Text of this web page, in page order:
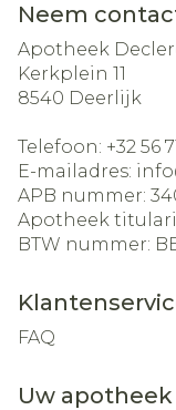
Neem
Apotheek
Kerkplein 11
8540 Deerlijk
Telefoon: +32 56
E-mailadres:
APB nummer:
Apotheek
BTW nummer:
FAQ
Uw apotheek